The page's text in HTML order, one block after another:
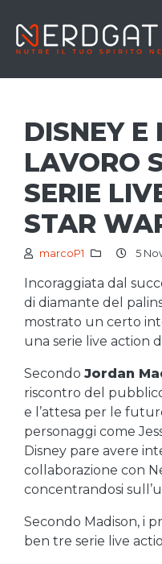
DISNEY E
LAVORO
SERIE
STAR
marcoP1 5
Incoraggiata dal
di diamante del
mostrato un certo
una serie live action
Secondo Jordan
riscontro del
e l’attesa per le
personaggi come
Disney pare avere
collaborazione con
concentrandosi
Secondo Madison, i
ben tre serie live